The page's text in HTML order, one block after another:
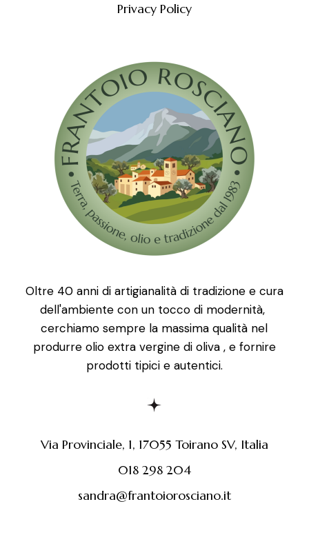
Privacy Policy
Oltre 40 anni di artigianalità di tradizione e cura
dell'ambiente con un tocco di modernità,
cerchiamo sempre la massima qualità nel
produrre olio extra vergine di oliva , e fornire
prodotti tipici e autentici.
Via Provinciale, 1, 17055 Toirano SV, Italia
018 298 204
sandra@frantoiorosciano.it